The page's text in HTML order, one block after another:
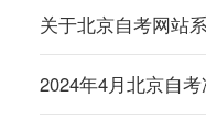
关于北京自考网站
2024年4月北京自